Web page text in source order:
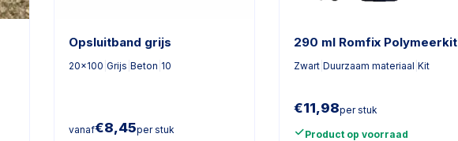
Opsluitband grijs
20x100 Grijs Beton 10
vanaf€8,45per stuk
290 ml Romfix Polymeerkit
Zwart Duurzaam materiaal Kit
€11,98per stuk
Product op voorraad